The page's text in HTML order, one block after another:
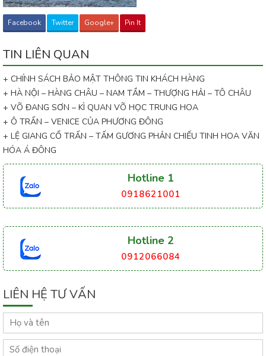
Facebook Twitter Google+ Pin It
TIN LIÊN QUAN
+ CHÍNH SÁCH BẢO MẬT THÔNG TIN KHÁCH HÀNG
+ HÀ NỘI – HÀNG CHÂU – NAM TẦM – THƯỢNG HẢI – TÔ CHÂU
+ VÕ ĐANG SƠN – KÌ QUAN VÕ HỌC TRUNG HOA
+ Ô TRẤN – VENICE CỦA PHƯƠNG ĐÔNG
+ LỆ GIANG CỔ TRẤN – TẤM GƯƠNG PHẢN CHIẾU TINH HOA VĂN
HÓA Á ĐÔNG
Hotline 1
0918621001
Hotline 2
0912066084
LIÊN HỆ TƯ VẤN